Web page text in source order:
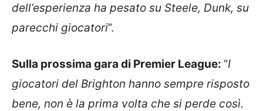
dell’esperienza ha pesato su Steele, Dunk, su
parecchi giocatori”.
Sulla prossima gara di Premier League: “I
giocatori del Brighton hanno sempre risposto
bene, non è la prima volta che si perde così.